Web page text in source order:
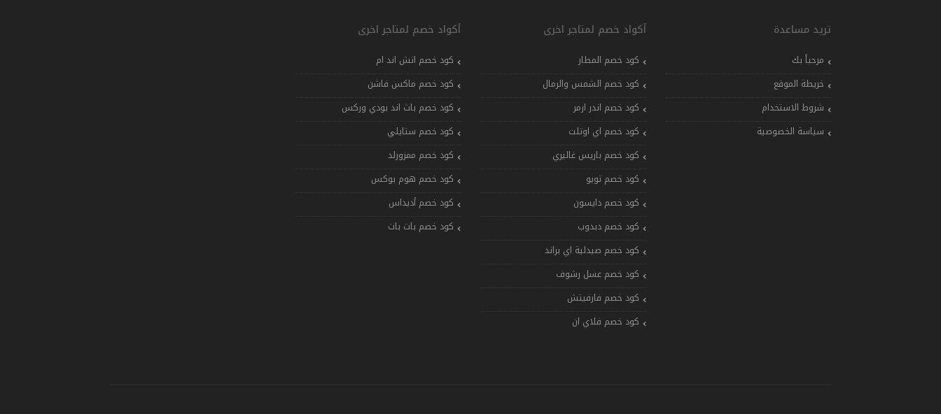
تريد مساعدة
مرحباً بك
خريطة الموقع
شروط الاستخدام
سياسة الخصوصية
أكواد خصم لمتاجر اخرى
كود خصم المطار
كود خصم الشمس والرمال
كود خصم اندر ارمر
كود خصم اي اوتلت
كود خصم باريس غاليري
كود خصم تويو
كود خصم دايسون
كود خصم دبدوب
كود خصم صيدلية اي براند
كود خصم عسل رشوف
كود خصم فارفيتش
كود خصم فلاي ان
أكواد خصم لمتاجر اخرى
كود خصم اتش اند ام
كود خصم ماكس فاشن
كود خصم باث اند بودي وركس
كود خصم ستايلي
كود خصم ممزورلد
كود خصم هوم بوكس
كود خصم أديداس
كود خصم بات بات